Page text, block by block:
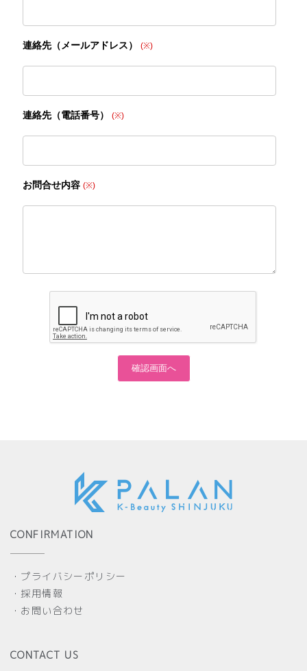
CONFIRMATION
・プライバシーポリシー
・採用情報
・お問い合わせ
CONTACT US